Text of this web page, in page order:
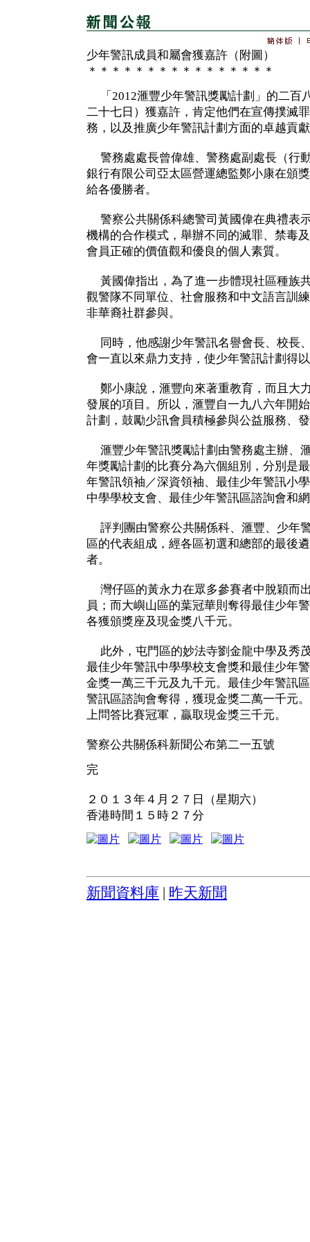
少年警訊成員和屬會獲嘉許（附圖）
＊＊＊＊＊＊＊＊＊＊＊＊＊＊＊＊
「2012滙豐少年警訊獎勵計劃」的二百
二十七日）獲嘉許，肯定他們在宣傳撲滅
務，以及推廣少年警訊計劃方面的卓越貢
警務處處長曾偉雄、警務處副處長（行
銀行有限公司亞太區營運總監鄭小康在頒
給各優勝者。
警察公共關係科總警司黃國偉在典禮表
機構的合作模式，舉辦不同的滅罪、禁毒
會員正確的價值觀和優良的個人素質。
黃國偉指出，為了進一步體現社區種族
觀警隊不同單位、社會服務和中文語言訓
非華裔社群參與。
同時，他感謝少年警訊名譽會長、校長
會一直以來鼎力支持，使少年警訊計劃得
鄭小康說，滙豐向來著重教育，而且大
發展的項目。所以，滙豐自一九八六年開
計劃，鼓勵少訊會員積極參與公益服務、
滙豐少年警訊獎勵計劃由警務處主辦、
年獎勵計劃的比賽分為六個組別，分別是
年警訊領袖／深資領袖、最佳少年警訊小
中學學校支會、最佳少年警訊區諮詢會和
評判團由警察公共關係科、滙豐、少年
區的代表組成，經各區初選和總部的最後
者。
灣仔區的黃永力在眾多參賽者中脫穎而
員；而大嶼山區的葉冠華則奪得最佳少年
各獲頒獎座及現金獎八千元。
此外，屯門區的妙法寺劉金龍中學及秀
最佳少年警訊中學學校支會獎和最佳少年
金獎一萬三千元及九千元。最佳少年警訊
警訊區諮詢會奪得，獲現金獎二萬一千元
上問答比賽冠軍，贏取現金獎三千元。
警察公共關係科新聞公布第二一五號
完
２０１３年４月２７日（星期六）
香港時間１５時２７分
新聞資料庫 昨天新聞